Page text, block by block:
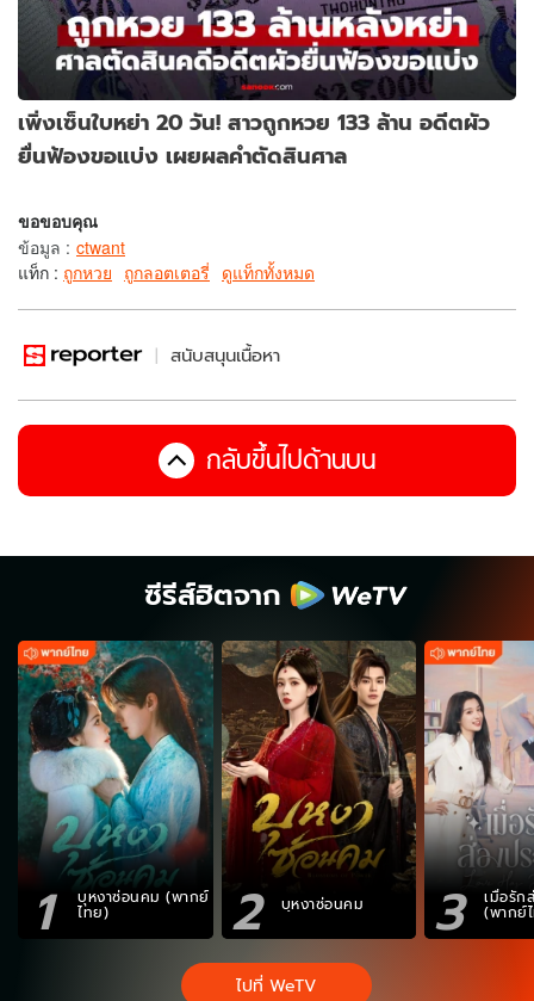
เพิ่งเซ็นใบหย่า 20 วัน! สาวถูกหวย 133 ล้าน อดีตผัว
ยื่นฟ้องขอแบ่ง เผยผลคำตัดสินศาล
ขอขอบคุณ
ข้อมูล : ctwant
แท็ก : ถูกหวย ถูกลอตเตอรี่ ดูแท็กทั้งหมด
สนับสนุนเนื้อหา
กลับขึ้นไปด้านบน
ซีรีส์ฮิตจาก
1 บุหงาซ่อนคม (พากย์
ไทย) 2 บุหงาซ่อนคม 3 เมื่อรัก
(พากย์
ไปที่ WeTV